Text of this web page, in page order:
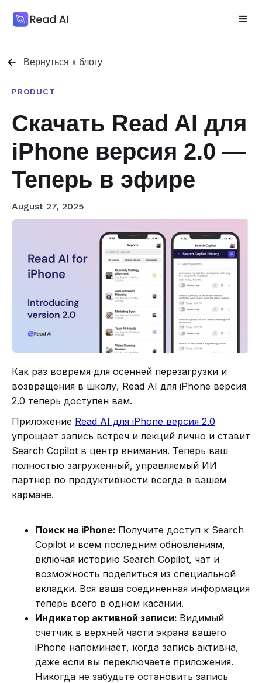
Вернуться к блогу
PRODUCT
Скачать Read AI для
iPhone версия 2.0 —
Теперь в эфире
August 27, 2025
Как раз вовремя для осенней перезагрузки и
возвращения в школу, Read AI для iPhone версия
2.0 теперь доступен вам.
Приложение Read AI для iPhone версия 2.0
упрощает запись встреч и лекций лично и ставит
Search Copilot в центр внимания. Теперь ваш
полностью загруженный, управляемый ИИ
партнер по продуктивности всегда в вашем
кармане.
Поиск на iPhone: Получите доступ к Search
Copilot и всем последним обновлениям,
включая историю Search Copilot, чат и
возможность поделиться из специальной
вкладки. Вся ваша соединенная информация
теперь всего в одном касании.
Индикатор активной записи: Видимый
счетчик в верхней части экрана вашего
iPhone напоминает, когда запись активна,
даже если вы переключаете приложения.
Никогда не забудьте остановить запись